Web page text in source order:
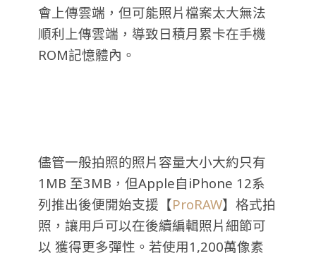
會上傳雲端，但可能照片檔案太大無法
順利上傳雲端，導致日積月累卡在手機
ROM記憶體內。
儘管一般拍照的照片容量大小大約只有
1MB 至3MB，但Apple自iPhone 12系
列推出後便開始支援【ProRAW】格式拍
照，讓用戶可以在後續編輯照片細節可
以 獲得更多彈性。若使用1,200萬像素